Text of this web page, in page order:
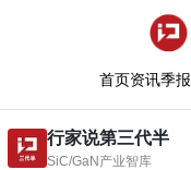
首页资讯季报
行家说第三代半
SiC/GaN产业智库